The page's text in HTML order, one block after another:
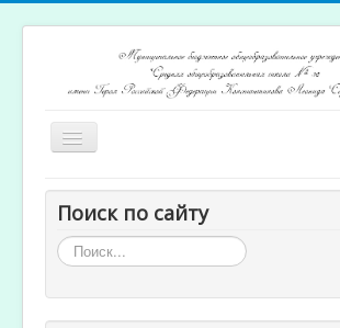
Включить/
выключить
Главная
Открытость и доступность образования
Ученикам и родителям
Поиск по сайту
Искать...